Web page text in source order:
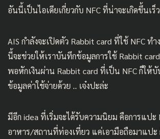
อันนี้เป็นไอเดียเกี่ยวกับ NFC ที่น่าจะเกิดขึ้นเร็
AIS กำลังจะเปิดตัว Rabbit card ที่ใช้ NFC ท
นี้จะช่วยให้เราบันทึกข้อมูลการใช้ Rabbit
พอหักเงินผ่าน Rabbit card ที่เป็น NFC ก็ให้
ข้อมูลค่าใช้จ่ายด้วย .. เจ๋งปะล่ะ
มีอีก idea ที่เริ่มจะได้รับความนิยม คือการแปะ
อาหาร/สถานที่ท่องเที่ยว แค่เอามือถือมาแปะ